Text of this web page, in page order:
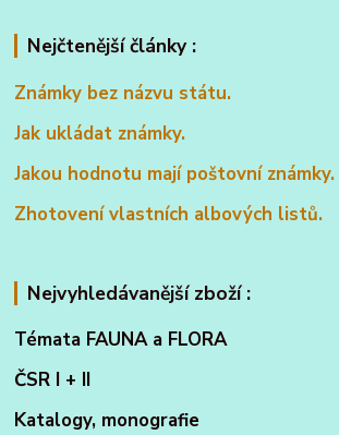
Nejčtenější články :
Známky bez názvu státu.
Jak ukládat známky.
Jakou hodnotu mají poštovní známky.
Zhotovení vlastních albových listů.
Nejvyhledávanější zboží :
Témata FAUNA a FLORA
ČSR I + II
Katalogy, monografie